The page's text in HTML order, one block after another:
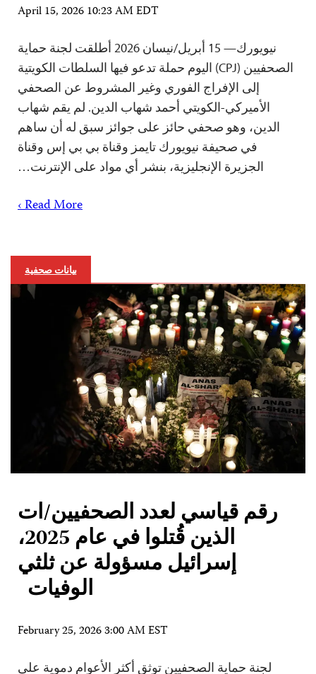
April 15, 2026 10:23 AM EDT
نيويورك— 15 أبريل/نيسان 2026 أطلقت لجنة حماية
الصحفيين (CPJ) اليوم حملة تدعو فيها السلطات الكويتية
إلى الإفراج الفوري وغير المشروط عن الصحفي
الأميركي-الكويتي أحمد شهاب الدين. لم يقم شهاب
الدين، وهو صحفي حائز على جوائز سبق له أن ساهم
في صحيفة نيويورك تايمز وقناة بي بي إس وقناة
الجزيرة الإنجليزية، بنشر أي مواد على الإنترنت…
Read More ›
بيانات صحفية
رقم قياسي لعدد الصحفيين/ات
الذين قُتلوا في عام 2025،
إسرائيل مسؤولة عن ثلثي
الوفيات
February 25, 2026 3:00 AM EST
لجنة حماية الصحفيين توثق أكثر الأعوام دموية على